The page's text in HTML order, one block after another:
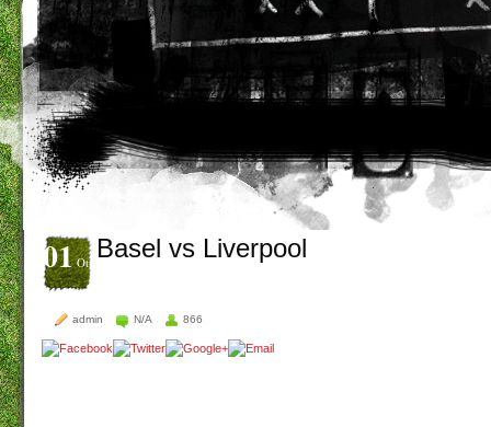
01Ott Basel vs Liverpool
admin N/A 866